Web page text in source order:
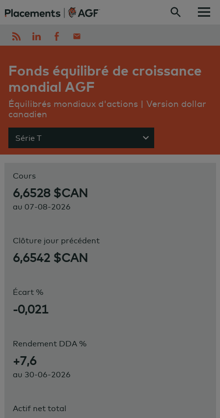
Fonds équilibré de croissance
mondial AGF
Équilibrés mondiaux d'actions | Version dollar
canadien
Série T Show menu
Cours
6,6528 $CAN
au 07-08-2026
Clôture jour précédent
6,6542 $CAN
Écart %
-0,021
Rendement DDA %
+7,6
au 30-06-2026
Actif net total